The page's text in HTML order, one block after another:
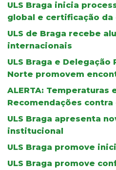
ULS Braga inicia
global e certificação da
ULS de Braga recebe
internacionais
ULS Braga e Delegação
Norte promovem
ALERTA: Temperaturas
Recomendações contra
ULS Braga apresenta
institucional
ULS Braga promove
ULS Braga promove